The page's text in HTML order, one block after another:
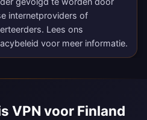
internetproviders of
Lees ons
voor meer informatie.
VPN voor Finland